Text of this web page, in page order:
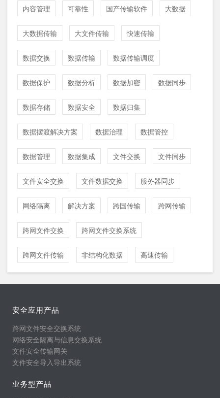
内容管理 可靠性 国产传输软件 大数据
大数据传输 大文件传输 快速传输
数据交换 数据传输 数据传输调度
数据保护 数据分析 数据加密 数据同步
数据存储 数据安全 数据归集
数据摆渡解决方案 数据治理 数据管控
数据管理 数据集成 文件交换 文件同步
文件安全交换 文件数据交换 服务器同步
网络隔离 解决方案 跨国传输 跨网传输
跨网文件交换 跨网文件交换系统
跨网文件传输 非结构化数据 高速传输
安全应用产品
跨网文件安全交换系统
网络安全隔离与信息交换系统
文件安全传输网关
文件安全导入导出系统
业务型产品